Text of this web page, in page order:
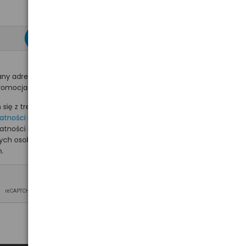
adres e-mail
na hurt.com.pl.
z treścią i akceptuję
i wyrażam zgodę
osobowych na